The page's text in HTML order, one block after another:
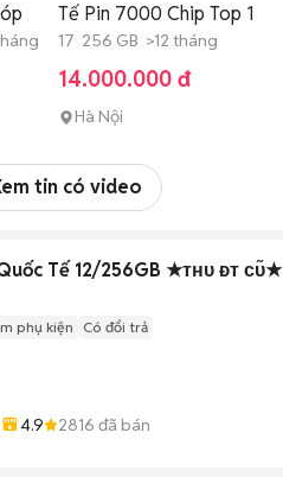
Tế Pin 7000 Chip Top 1
17 256 GB >12 tháng
14.000.000 đ
Hà Nội
tin có video
Tế 12/256GB ★ᴛʜᴜ ᴆᴛ ᴄᴜ̃★
phụ kiện Có đổi trả
4.9 2816 đã bán